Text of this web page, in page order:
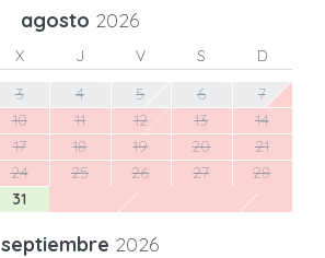
agosto 2026
X J V S
D
3 4 5 6
7
10 11 12 13
14
17 18 19 20
21
24 25 26 27
28
31
septiembre 2026